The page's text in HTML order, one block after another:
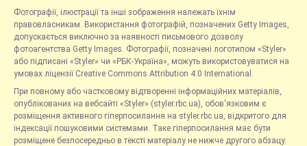
Фотографії, ілюстрації та інші зображення належать їхнім
правовласникам. Використання фотографій, позначених Getty Images,
допускається виключно за наявності письмового дозволу
фотоагентства Getty Images. Фотографії, позначені логотипом «Styler»
або підписані «Styler» чи «РБК-Україна», можуть використовуватися на
умовах ліцензії Creative Commons Attribution 4.0 International.
При повному або частковому відтворенні інформаційних матеріалів,
опублікованих на вебсайті «Styler» (styler.rbc.ua), обов'язковим є
розміщення активного гіперпосилання на styler.rbc.ua, відкритого для
індексації пошуковими системами. Таке гіперпосилання має бути
розміщене безпосередньо в тексті матеріалу не нижче другого абзацу.